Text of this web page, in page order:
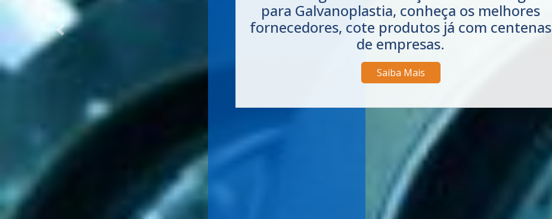
Centrífugas, conheça os melhores
fornecedores, cote produtos já com centenas
de empresas.
Saiba Mais
Previous